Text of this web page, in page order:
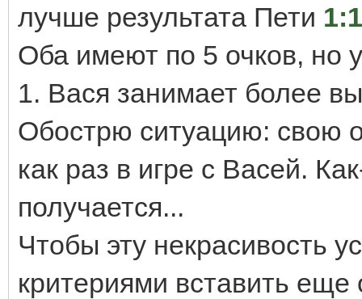
лучше результата Пети
Оба имеют по 5 очков, но
1. Вася занимает более
Обострю ситуацию: свою
как раз в игре с Васей.
получается...
Чтобы эту некрасивость
критериями вставить еще